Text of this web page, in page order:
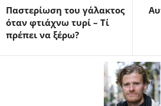
Παστερίωση του γάλακτος
όταν φτιάχνω τυρί – Τί
πρέπει να ξέρω?